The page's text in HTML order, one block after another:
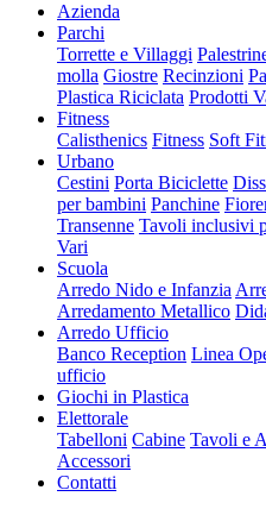
Azienda
Parchi
Torrette e Villaggi
molla Giostre Recinzioni
Plastica Riciclata Prodotti
Fitness
Calisthenics Fitness Soft
Urbano
Cestini Porta Biciclette
per bambini Panchine
Transenne Tavoli inclusivi
Vari
Scuola
Arredo Nido e Infanzia
Arredamento Metallico
Arredo Ufficio
Banco Reception Linea
ufficio
Giochi in Plastica
Elettorale
Tabelloni Cabine Tavoli e
Accessori
Contatti